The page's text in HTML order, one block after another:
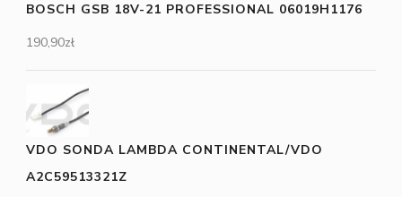
BOSCH GSB 18V-21 PROFESSIONAL 06019H1176
190,90zł
VDO SONDA LAMBDA CONTINENTAL/VDO
A2C59513321Z